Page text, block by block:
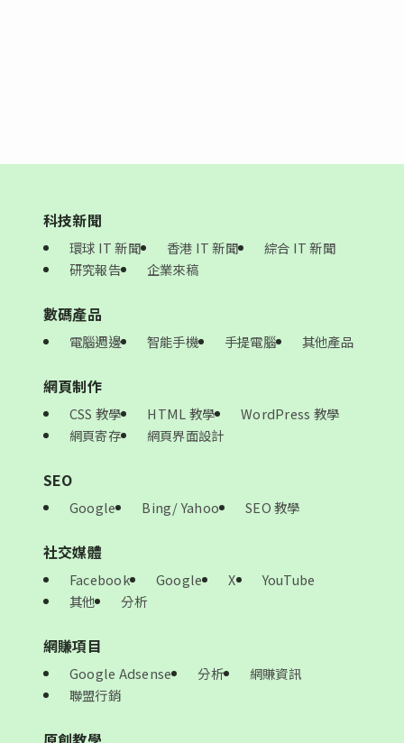
科技新聞
環球 IT 新聞 香港 IT 新聞
綜合 IT 新聞
研究報告
企業來稿
數碼產品
電腦週邊 智能手機 手提電腦 其他產品
網頁制作
CSS 教學 HTML 教學
WordPress 教學
網頁寄存
網頁界面設計
SEO
Google Bing/ Yahoo SEO 教學
社交媒體
Facebook Google X
YouTube
其他
分析
網賺項目
Google Adsense 分析
網賺資訊
聯盟行銷